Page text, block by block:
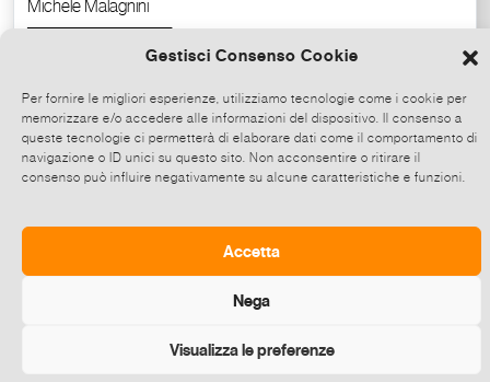
Gestisci Consenso Cookie
Per fornire le migliori esperienze, utilizziamo tecnologie come i cookie per
memorizzare e/o accedere alle informazioni del dispositivo. Il consenso a
queste tecnologie ci permetterà di elaborare dati come il comportamento di
navigazione o ID unici su questo sito. Non acconsentire o ritirare il
consenso può influire negativamente su alcune caratteristiche e funzioni.
Accetta
Nega
Visualizza le preferenze